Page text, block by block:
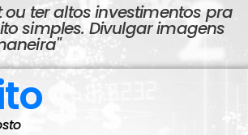
ter altos investimentos pra
simples. Divulgar imagens